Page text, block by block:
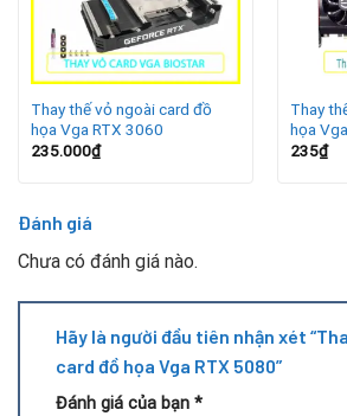
ổn định và duy trì hiệu năng tối ưu.
thuật, việc kết hợp thay vỏ với giá sửa
mang lại hiệu quả toàn diện.
Thay thế vỏ ngoài card đồ
họa Vga RTX 3060
235.000₫
Thay
họa
235₫
Đánh giá
Chưa có đánh giá nào.
Hãy là người đầu tiên nhận xét
card đồ họa Vga RTX 5080”
Đánh giá của bạn *